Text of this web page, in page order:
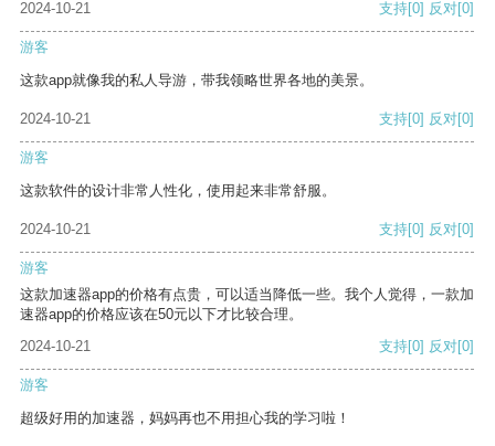
2024-10-21
支持[0] 反对[0]
游客
这款app就像我的私人导游，带我领略世界各地的美景。
2024-10-21 支持[0] 反对[0]
游客
这款软件的设计非常人性化，使用起来非常舒服。
2024-10-21 支持[0] 反对[0]
游客
这款加速器app的价格有点贵，可以适当降低一些。我个人觉得，一款加
速器app的价格应该在50元以下才比较合理。
2024-10-21
支持[0] 反对[0]
游客
超级好用的加速器，妈妈再也不用担心我的学习啦！